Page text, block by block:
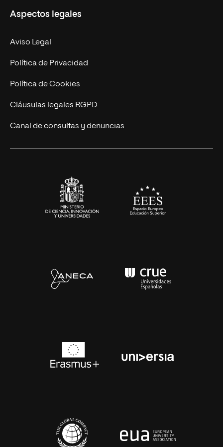
Doctorados
Experto Universitario
Postgrados
Cursos Universitarios
Facultades
Nuestro Equipo
Trabaja en UNIR
Actualidad
UNIR Revista
Eventos
Aspectos legales
Aviso Legal
Política de Privacidad
Política de Cookies
Cláusulas legales RGPD
Canal de consultas y denuncias